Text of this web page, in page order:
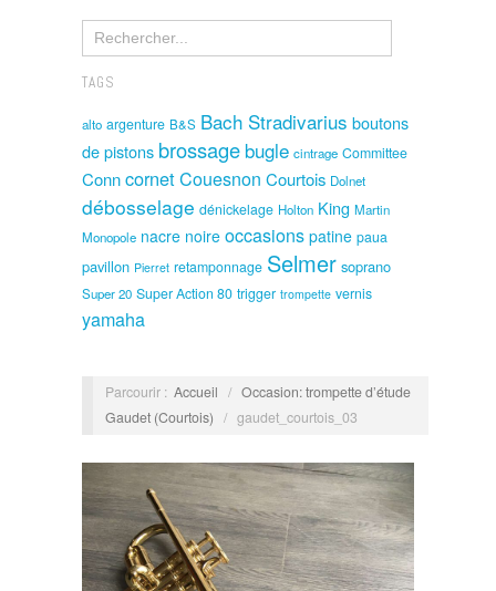
TAGS
alto argenture B&S Bach Stradivarius boutons
de pistons brossage bugle cintrage Committee
ConncornetCouesnon Courtois Dolnet
débosselage dénickelage Holton King Martin
Monopole nacre noire occasions patine paua
pavillon Pierret retamponnage Selmer soprano
Super 20 Super Action 80 trigger trompette vernis
yamaha
Parcourir : Accueil / Occasion: trompette d’étude
Gaudet (Courtois) / gaudet_courtois_03